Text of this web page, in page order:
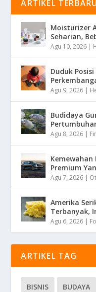
ARTIKEL TERBARU
Moisturizer
Seharian,
Agu 10, 2026 |
Duduk
Agu 9, 2026 |
Budidaya
Agu 8, 2026 |
Kemewahan
Premium
Agu 7, 2026 |
Amerika
Terbanyak,
Agu 6, 2026 |
ARTIKEL TAG
BISNIS BUDAYA